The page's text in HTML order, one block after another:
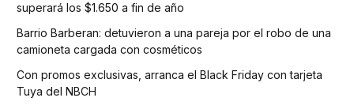
superará los $1.650 a fin de año
Barrio Barberan: detuvieron a una pareja por el robo de una
camioneta cargada con cosméticos
Con promos exclusivas, arranca el Black Friday con tarjeta
Tuya del NBCH